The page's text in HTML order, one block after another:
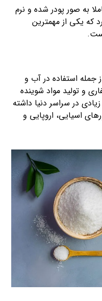
به صور پودر شده و نرم
که یکی از مهمترین
جمله استفاده در آب و
و تولید مواد شوینده
در سراسر دنیا داشته
اسیایی، اروپایی و